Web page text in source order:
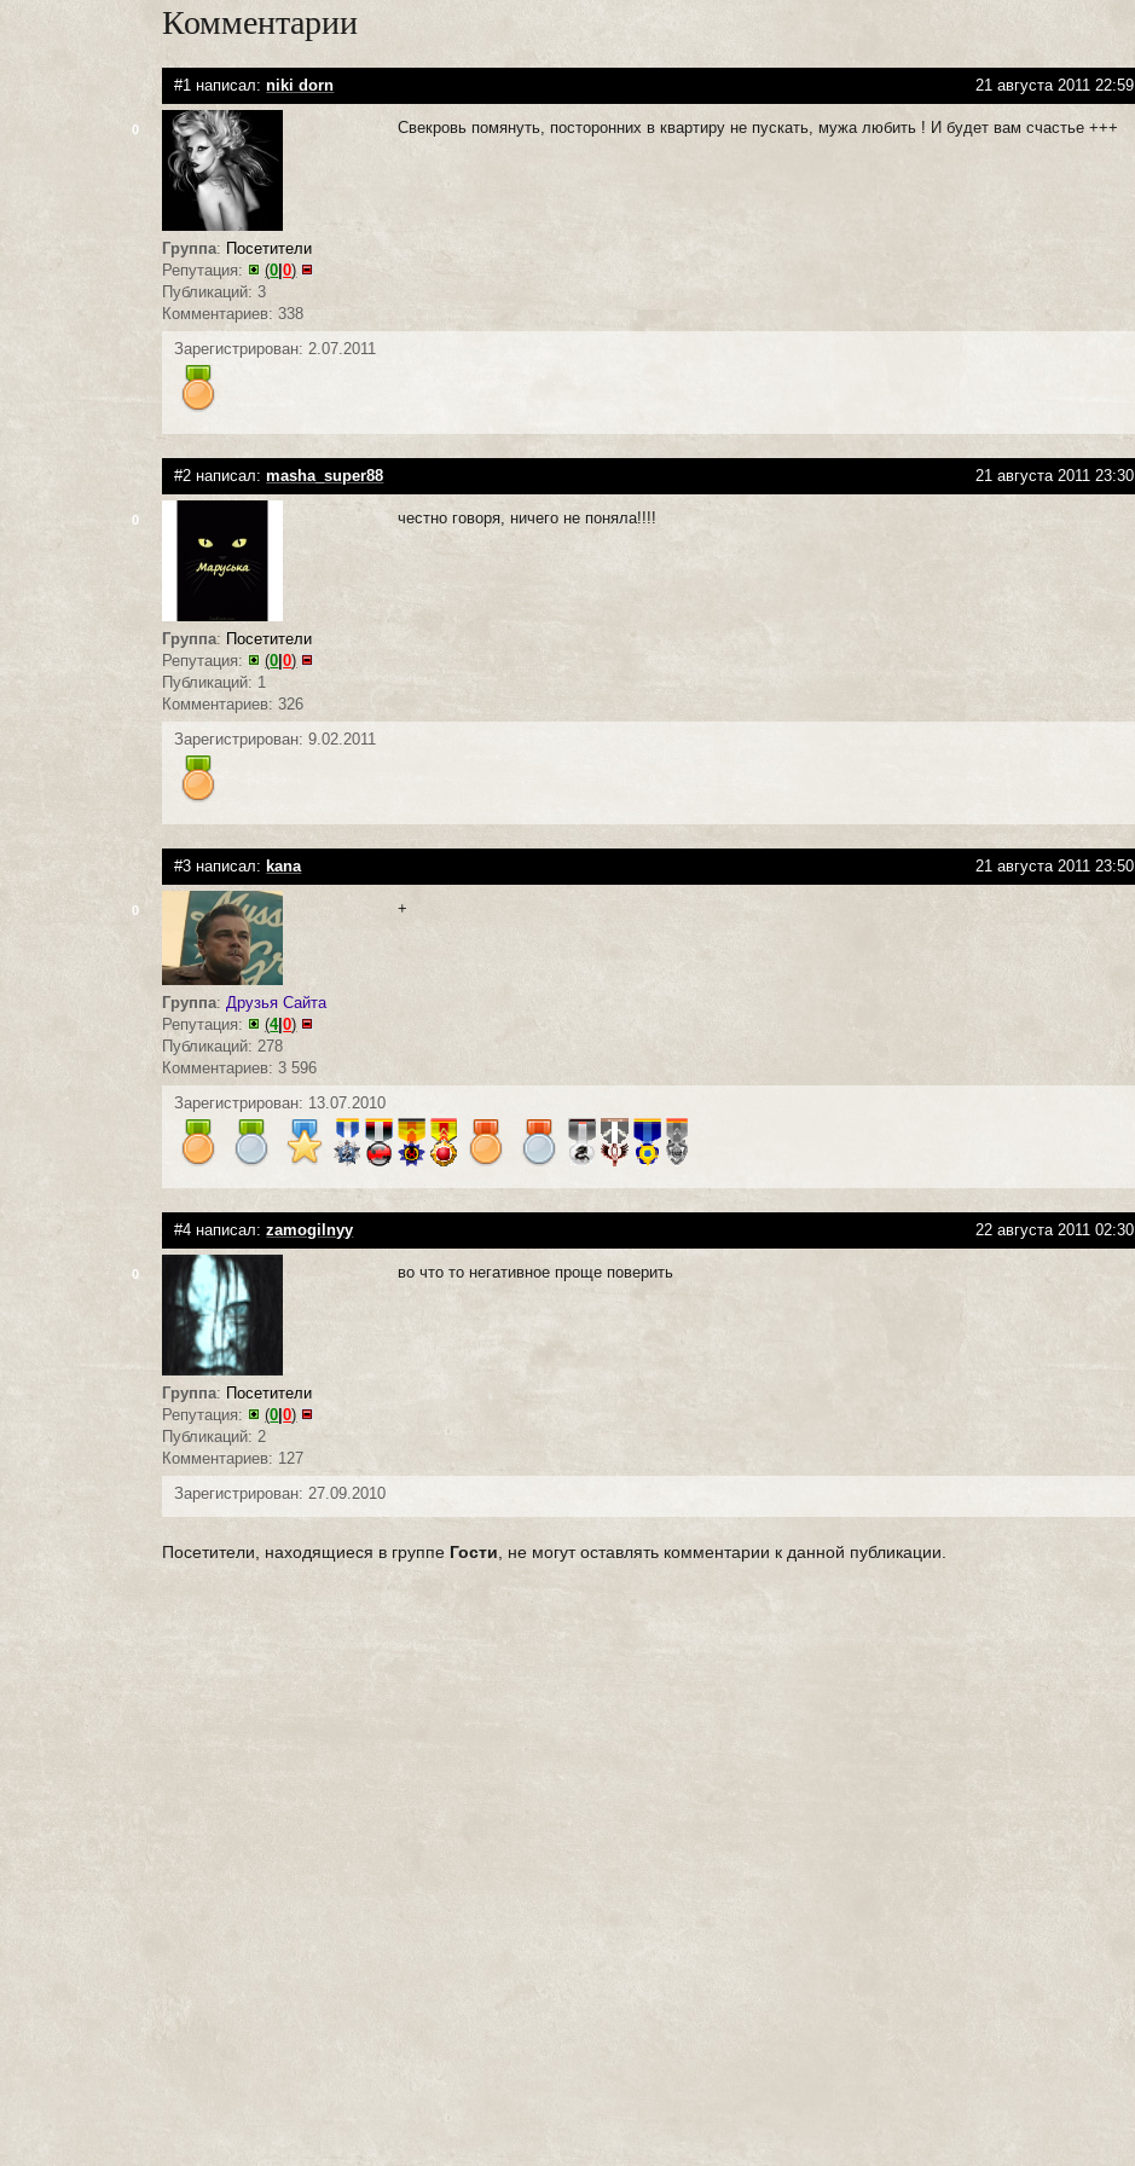
Комментарии
#1 написал:niki dorn 21 августа 2011 22:59
0
Группа: Посетители
Репутация:
(0 |0)
Публикаций: 3
Комментариев: 338
Свекровь помянуть, посторонних в квартиру не пускать, мужа любить ! И будет вам счастье +++
Зарегистрирован: 2.07.2011
#2 написал:masha_super88 21 августа 2011 23:30
0
Группа: Посетители
Репутация:
(0 |0)
Публикаций: 1
Комментариев: 326
честно говоря, ничего не поняла!!!!
Зарегистрирован: 9.02.2011
#3 написал: kana 21 августа 2011 23:50
0
Группа:Друзья Сайта
Репутация:
(4|0)
Публикаций: 278
Комментариев: 3 596
+
Зарегистрирован: 13.07.2010
#4 написал:zamogilnyy 22 августа 2011 02:30
0
Группа: Посетители
Репутация:
(0 |0)
Публикаций: 2
Комментариев: 127
во что то негативное проще поверить
Зарегистрирован: 27.09.2010
Посетители, находящиеся в группе Гости, не могут оставлять комментарии к данной публикации.